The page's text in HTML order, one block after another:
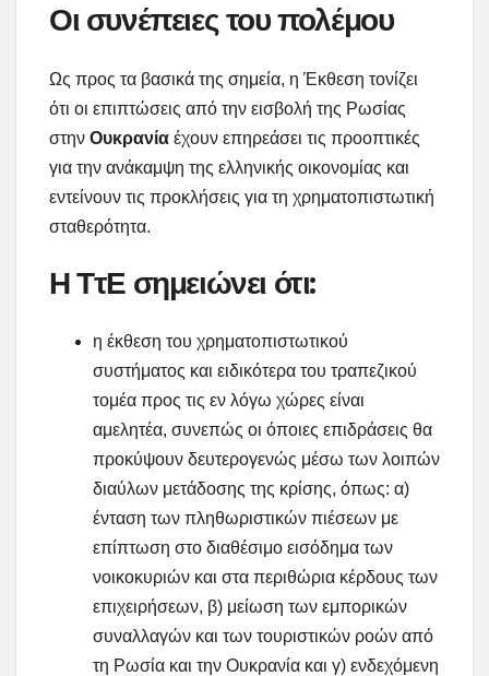
Οι συνέπειες του πολέμου
Ως προς τα βασικά της σημεία, η Έκθεση τονίζει
ότι οι επιπτώσεις από την εισβολή της Ρωσίας
στην Ουκρανία έχουν επηρεάσει τις προοπτικές
για την ανάκαμψη της ελληνικής οικονομίας και
εντείνουν τις προκλήσεις για τη χρηματοπιστωτική
σταθερότητα.
Η ΤτΕ σημειώνει ότι:
η έκθεση του χρηματοπιστωτικού
συστήματος και ειδικότερα του τραπεζικού
τομέα προς τις εν λόγω χώρες είναι
αμελητέα, συνεπώς οι όποιες επιδράσεις θα
προκύψουν δευτερογενώς μέσω των λοιπών
διαύλων μετάδοσης της κρίσης, όπως: α)
ένταση των πληθωριστικών πιέσεων με
επίπτωση στο διαθέσιμο εισόδημα των
νοικοκυριών και στα περιθώρια κέρδους των
επιχειρήσεων, β) μείωση των εμπορικών
συναλλαγών και των τουριστικών ροών από
τη Ρωσία και την Ουκρανία και γ) ενδεχόμενη